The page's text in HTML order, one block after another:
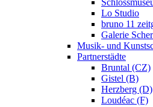
Lo Studio
bruno 11
Galerie
Musik- und
Partnerstädte
Bruntal (CZ)
Gistel (B)
Herzberg (D)
Loudéac (F)